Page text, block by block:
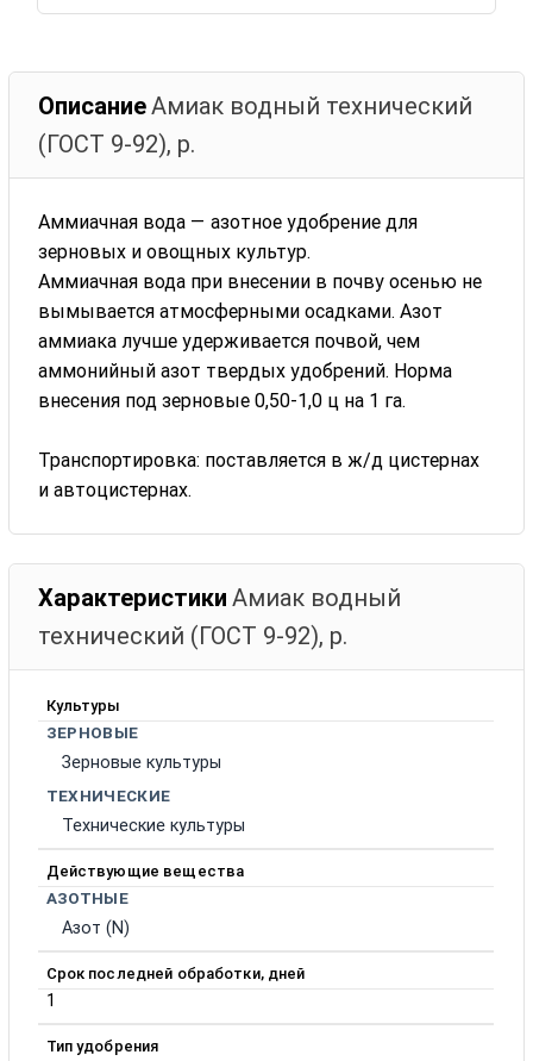
ОписаниеАмиак водный технический
(ГОСТ 9-92), р.
Аммиачная вода — азотное удобрение для
зерновых и овощных культур.
Аммиачная вода при внесении в почву осенью не
вымывается атмосферными осадками. Азот
аммиака лучше удерживается почвой, чем
аммонийный азот твердых удобрений. Норма
внесения под зерновые 0,50-1,0 ц на 1 га.
Транспортировка: поставляется в ж/д цистернах
и автоцистернах.
Характеристики Амиак водный
технический (ГОСТ 9-92), р.
Культуры
ЗЕРНОВЫЕ
Зерновые культуры
ТЕХНИЧЕСКИЕ
Технические культуры
Действующие вещества
АЗОТНЫЕ
Азот (N)
Срок последней обработки, дней
1
Тип удобрения